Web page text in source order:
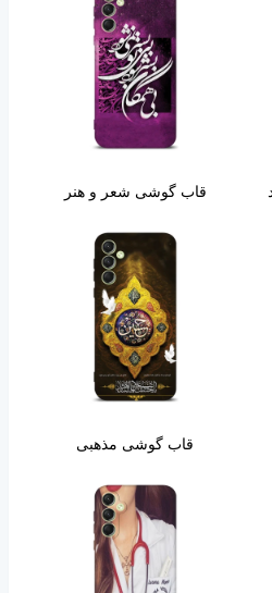
قاب گوشی شعر و هنر
قاب گوشی مذهبی